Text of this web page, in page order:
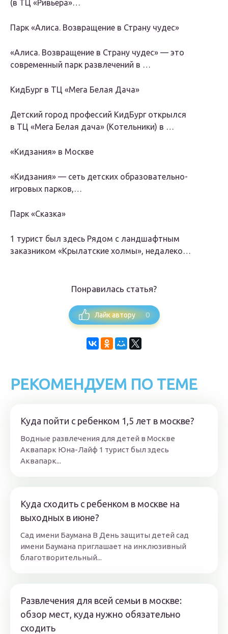
(в ТЦ «Ривьера»…
Парк «Алиса. Возвращение в Страну чудес»
«Алиса. Возвращение в Страну чудес» — это
современный парк развлечений в …
КидБург в ТЦ «Мега Белая Дача»
Детский город профессий КидБург открылся
в ТЦ «Мега Белая дача» (Котельники) в …
«Кидзания» в Москве
«Кидзания» — сеть детских образовательно-
игровых парков,…
Парк «Сказка»
1 турист был здесь Рядом с ландшафтным
заказником «Крылатские холмы», недалеко…
Понравилась статья?
Лайк автору 0
РЕКОМЕНДУЕМ ПО ТЕМЕ
Куда пойти с ребенком 1,5 лет в москве?
Водные развлечения для детей в Москве
Аквапарк Юна-Лайф 1 турист был здесь
Аквапарк...
Куда сходить с ребенком в москве на
выходных в июне?
Сад имени Баумана В День защиты детей сад
имени Баумана приглашает на инклюзивный
благотворительный...
Развлечения для всей семьи в москве:
обзор мест, куда нужно обязательно
сходить